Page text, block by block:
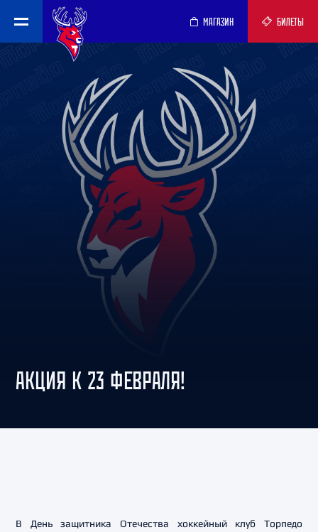
МАГАЗИН БИЛЕТЫ
АКЦИЯ К 23 ФЕВРАЛЯ!
В День защитника Отечества хоккейный клуб Торпедо